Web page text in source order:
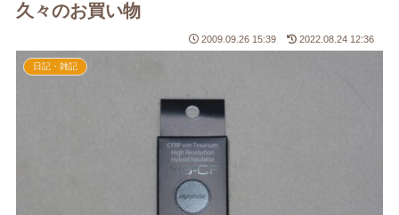
久々のお買い物
2009.09.26 15:39 2022.08.24 12:36
日記・雑記